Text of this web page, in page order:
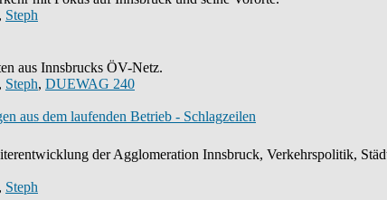
, Steph
aus Innsbrucks ÖV-Netz.
, Steph, DUEWAG 240
aus dem laufenden Betrieb - Schlagzeilen
der Agglomeration Innsbruck, Verkehrspolitik,
, Steph